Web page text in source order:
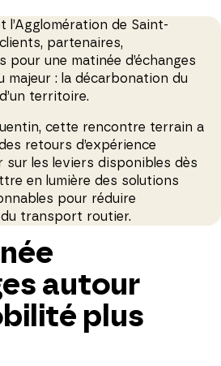
l’Agglomération de Saint-
partenaires,
une matinée d’échanges
majeur : la décarbonation du
territoire.
cette rencontre terrain a
retours d’expérience
sur les leviers disponibles dès
en lumière des solutions
pour réduire
du transport routier.
autour
plus